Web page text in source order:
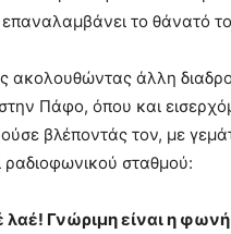
το θάνατό
ακολουθώντας άλλη
Πάφο, όπου και
βλέποντάς τον, με
σταθμού:
Γνώριμη είναι η φωνή